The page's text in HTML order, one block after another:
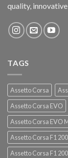
quality,
TAGS
Assetto Corsa
Assetto Corsa EVO
Assetto Corsa EVO
Assetto Corsa F1
Assetto Corsa F1